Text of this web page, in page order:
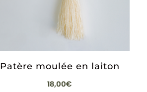
Patère moulée en laiton
18,00€